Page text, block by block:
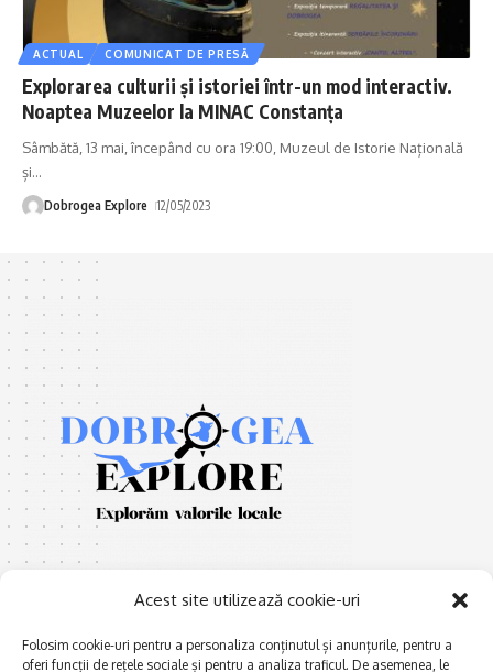
Acest site utilizează cookie-uri
Folosim cookie-uri pentru a personaliza conținutul și anunțurile, pentru a
oferi funcții de rețele sociale și pentru a analiza traficul. De asemenea, le
ACTUAL COMUNICAT DE PRESĂ
Explorarea culturii și istoriei într-un mod interactiv.
Noaptea Muzeelor la MINAC Constanța
Sâmbătă, 13 mai, începând cu ora 19:00, Muzeul de Istorie Națională
și…
Dobrogea Explore 12/05/2023